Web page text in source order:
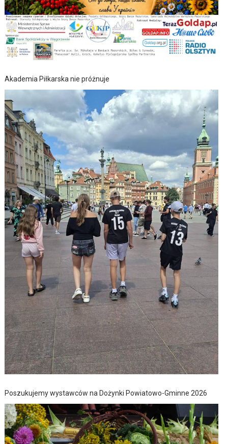
Akademia Piłkarska nie próżnuje
Poszukujemy wystawców na Dożynki Powiatowo-Gminne 2026